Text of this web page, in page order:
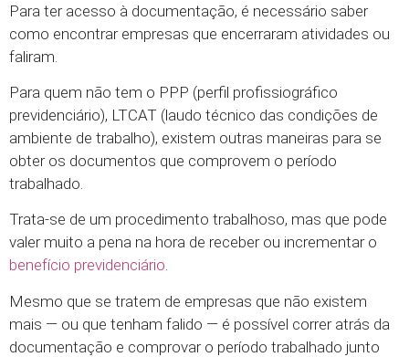
Para ter acesso à documentação, é necessário saber
como encontrar empresas que encerraram atividades ou
faliram.
Para quem não tem o PPP (perfil profissiográfico
previdenciário), LTCAT (laudo técnico das condições de
ambiente de trabalho), existem outras maneiras para se
obter os documentos que comprovem o período
trabalhado.
Trata-se de um procedimento trabalhoso, mas que pode
valer muito a pena na hora de receber ou incrementar o
benefício previdenciário.
Mesmo que se tratem de empresas que não existem
mais — ou que tenham falido — é possível correr atrás da
documentação e comprovar o período trabalhado junto